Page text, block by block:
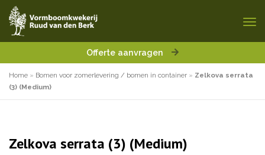
Offerte aanvragen
Home » Bomen voor zomerlevering / bomen in container » Zelkova serrata
(3) (Medium)
Zelkova serrata (3) (Medium)